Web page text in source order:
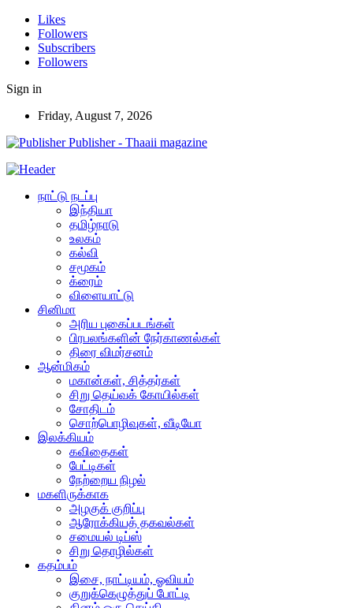
Likes
Followers
Subscribers
Followers
Sign in
Friday, August 7, 2026
Publisher - Thaaii magazine
நாட்டு நடப்பு
இந்தியா
தமிழ்நாடு
உலகம்
கல்வி
சமூகம்
க்ரைம்
விளையாட்டு
சினிமா
அரிய புகைப்படங்கள்
பிரபலங்களின் நேர்காணல்கள்
திரை விமர்சனம்
ஆன்மிகம்
மகான்கள், சித்தர்கள்
சிறு தெய்வக் கோயில்கள்
சோதிடம்
சொற்பொழிவுகள், வீடியோ
இலக்கியம்
கவிதைகள்
பேட்டிகள்
நேற்றைய நிழல்
மகளிருக்காக
அழகுக் குறிப்பு
ஆரோக்கியத் தகவல்கள்
சமையல் டிப்ஸ்
சிறு தொழில்கள்
கதம்பம்
இசை, நாட்டியம், ஓவியம்
குறுக்கெழுத்துப் போட்டி